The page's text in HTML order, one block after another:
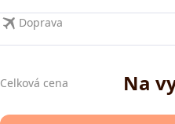
Doprava
Celková cena Na